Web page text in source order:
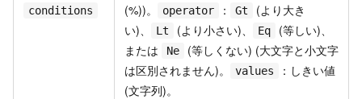
conditions
(%))。
operator ： Gt
(より大き
い)、
Lt (より小さい)、 Eq
(等しい)、
または
Ne
(等しくない) (大文字と小文字
は区別されません)。
values
：しきい値
(文字列)。